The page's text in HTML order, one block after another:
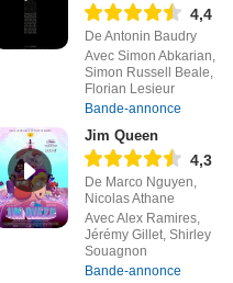
4,4
De Antonin Baudry
Avec Simon Abkarian,
Simon Russell Beale,
Florian Lesieur
Bande-annonce
Jim Queen
4,3
De Marco Nguyen,
Nicolas Athane
Avec Alex Ramires,
Jérémy Gillet, Shirley
Souagnon
Bande-annonce